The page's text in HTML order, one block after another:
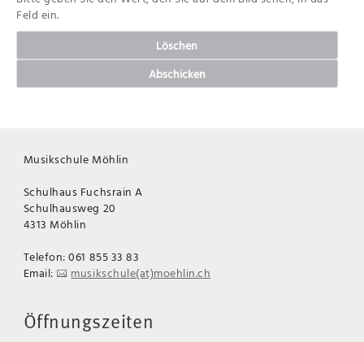
Feld ein.
Löschen
Abschicken
Musikschule Möhlin
Schulhaus Fuchsrain A
Schulhausweg 20
4313 Möhlin
Telefon: 061 855 33 83
Email:
musikschule(at)moehlin.ch
Öffnungszeiten